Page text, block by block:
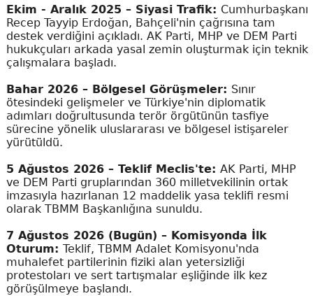
Ekim - Aralık 2025 – Siyasi Trafik: Cumhurbaşkanı
Recep Tayyip Erdoğan, Bahçeli'nin çağrısına tam
destek verdiğini açıkladı. AK Parti, MHP ve DEM Parti
hukukçuları arkada yasal zemin oluşturmak için teknik
çalışmalara başladı.
Bahar 2026 – Bölgesel Görüşmeler: Sınır
ötesindeki gelişmeler ve Türkiye'nin diplomatik
adımları doğrultusunda terör örgütünün tasfiye
sürecine yönelik uluslararası ve bölgesel istişareler
yürütüldü.
5 Ağustos 2026 – Teklif Meclis'te: AK Parti, MHP
ve DEM Parti gruplarından 360 milletvekilinin ortak
imzasıyla hazırlanan 12 maddelik yasa teklifi resmi
olarak TBMM Başkanlığına sunuldu.
7 Ağustos 2026 (Bugün) – Komisyonda İlk
Oturum: Teklif, TBMM Adalet Komisyonu'nda
muhalefet partilerinin fiziki alan yetersizliği
protestoları ve sert tartışmalar eşliğinde ilk kez
görüşülmeye başlandı.